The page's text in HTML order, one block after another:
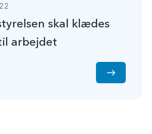
skal klædes
arbejdet